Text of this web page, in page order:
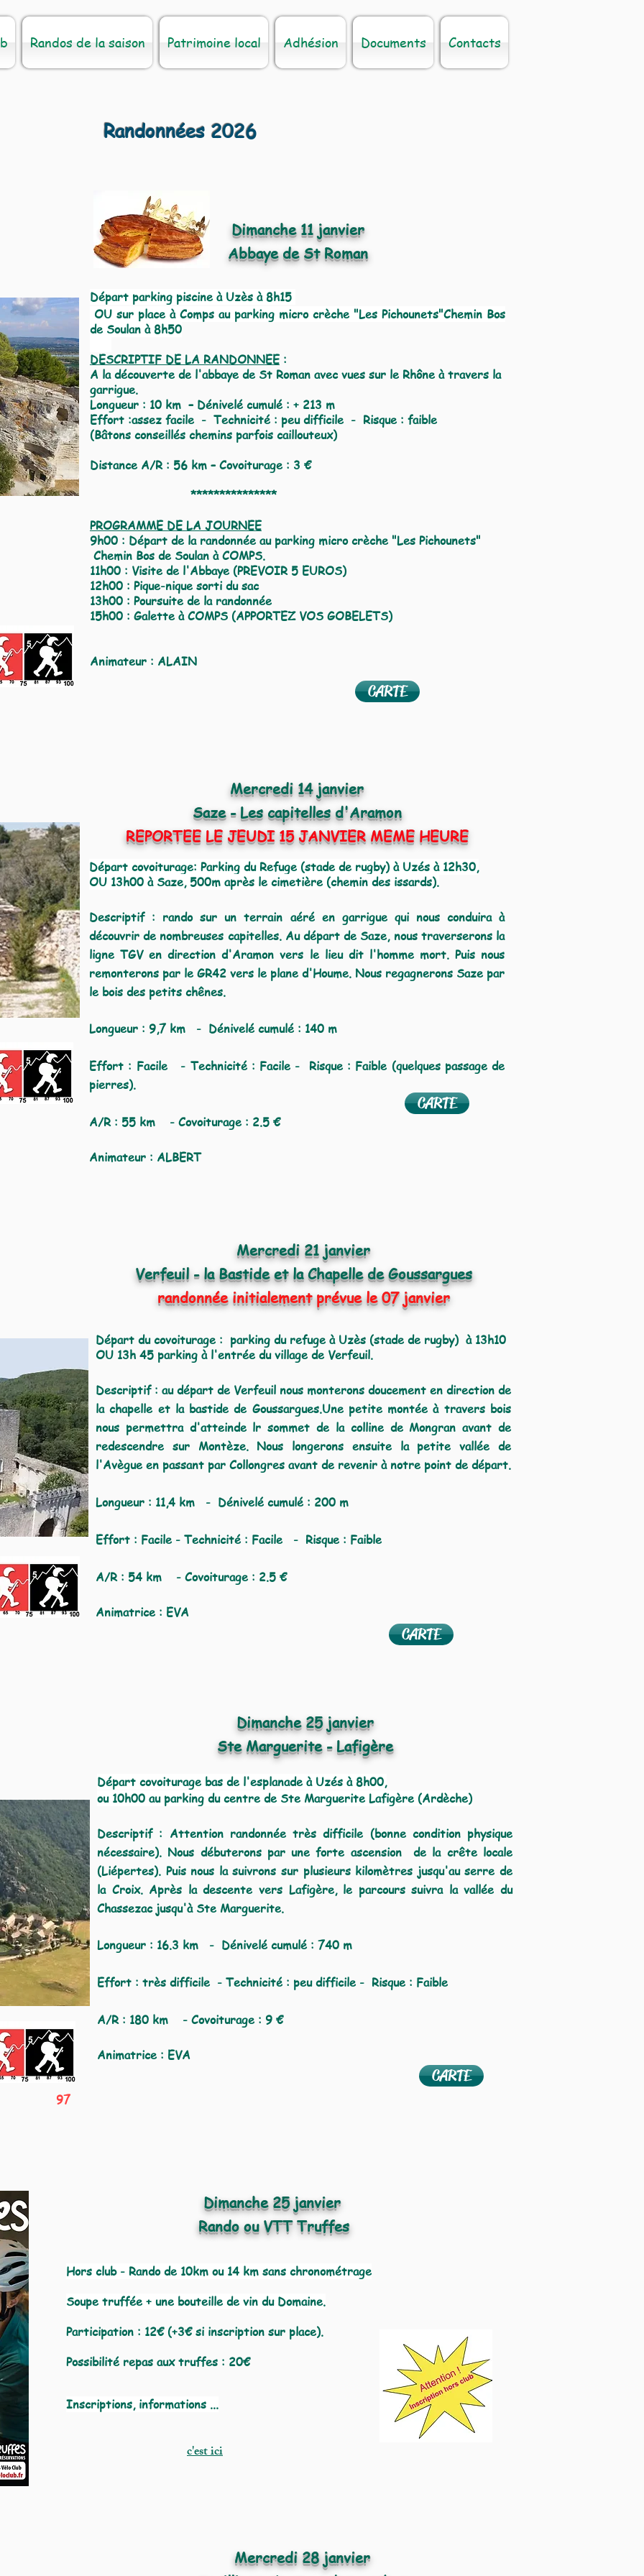
Randos de la saison Patrimoine local Adhésion Documents Contacts
Randonnées 2026
Dimanche 11 janvier
Abbaye de St Roman
Départ parking piscine à Uzès à 8h15
OU sur place à Comps au parking micro crèche "Les Pichounets"Chemin Bos
de Soulan à 8h50
DESCRIPTIF DE LA RANDONNEE :
A la découverte de l'abbaye de St Roman avec vues sur le Rhône à travers la
garrigue.
Longueur : 10 km – Dénivelé cumulé : + 213 m
Effort :assez facile - Technicité : peu difficile - Risque : faible
(Bâtons conseillés chemins parfois caillouteux)
Distance A/R : 56 km – Covoiturage : 3 €
***************
PROGRAMME DE LA JOURNEE
9h00 : Départ de la randonnée au parking micro crèche "Les Pichounets"​
Chemin Bos de Soulan à COMPS.
11h00 : Visite de l'Abbaye (PREVOIR 5 EUROS)
12h00 : Pique-nique sorti du sac
13h00 : Poursuite de la randonnée
15h00 : Galette à COMPS (APPORTEZ VOS GOBELETS)
Animateur : ALAIN
CARTE
Mercredi 14 janvier
Saze - Les capitelles d'Aramon
REPORTEE LE JEUDI 15 JANVIER MEME HEURE
Départ covoiturage: Parking du Refuge (stade de rugby) à Uzés à 12h30,
OU 13h00 à Saze, 500m après le cimetière (chemin des issards).
Descriptif : rando sur un terrain aéré en garrigue qui nous conduira à
découvrir de nombreuses capitelles. Au départ de Saze, nous traverserons la
ligne TGV en direction d'Aramon vers le lieu dit l'homme mort.Puis nous
remonterons par le GR42 vers le plane d'Houme. Nous regagnerons Saze par
le bois des petits chênes.
Longueur : 9,7 km - Dénivelé cumulé : 140 m
Effort : Facile - Technicité : Facile - Risque : Faible (quelques passage de
pierres).
A/R : 55 km - Covoiturage : 2.5 €
Animateur : ALBERT
CARTE
Mercredi 21 janvier
Verfeuil - la Bastide et la Chapelle de Goussargues
randonnée initialement prévue le 07 janvier
Départ du covoiturage : parking du refuge à Uzès (stade de rugby) à 13h10
OU 13h 45 parking à l'entrée du village de Verfeuil.
Descriptif : au départ de Verfeuil nous monterons doucement en direction de
la chapelle et la bastide de Goussargues.Une petite montée à travers bois
nous permettra d'atteinde lr sommet de la colline de Mongran avant de
redescendre sur Montèze. Nous longerons ensuite la petite vallée de
l'Avègue en passant par Collongres avant de revenir à notre point de départ.
Longueur : 11,4 km - Dénivelé cumulé : 200 m
Effort : Facile - Technicité : Facile - Risque : Faible
A/R : 54 km - Covoiturage : 2.5 €
Animatrice : EVA
CARTE
97
Dimanche 25 janvier
Ste Marguerite - Lafigère
Départ covoiturage bas de l'esplanade à Uzés à 8h00,
ou 10h00 au parking du centre de Ste Marguerite Lafigère (Ardèche)
Descriptif : Attention randonnée très difficile (bonne condition physique
nécessaire). Nous débuterons par une forte ascension de la crête locale
(Liépertes). Puis nous la suivrons sur plusieurs kilomètres jusqu'au serre de
la Croix. Après la descente vers Lafigère, le parcours suivra la vallée du
Chassezac jusqu'à Ste Marguerite.
Longueur : 16.3 km - Dénivelé cumulé : 740 m
Effort : très difficile - Technicité : peu difficile - Risque : Faible
A/R : 180 km - Covoiturage : 9 €
Animatrice : EVA
CARTE
Dimanche 25 janvier
Rando ou VTT Truffes
Hors club - Rando de 10km ou 14 km sans chronométrage
Soupe truffée + une bouteille de vin du Domaine.
Participation : 12€ (+3€ si inscription sur place).
Possibilité repas aux truffes : 20€
Inscriptions, informations ...
c'est ici
Mercredi 28 janvier